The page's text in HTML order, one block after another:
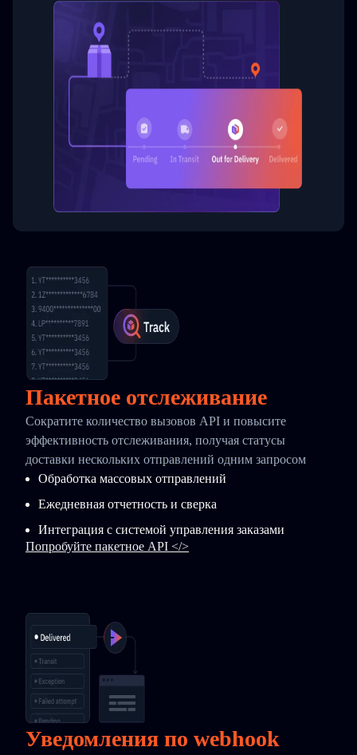
Пакетное отслеживание
Сократите количество вызовов API и повысите
эффективность отслеживания, получая статусы
доставки нескольких отправлений одним запросом
Обработка массовых отправлений
Ежедневная отчетность и сверка
Интеграция с системой управления заказами
Попробуйте пакетное API </>
Уведомления по webhook